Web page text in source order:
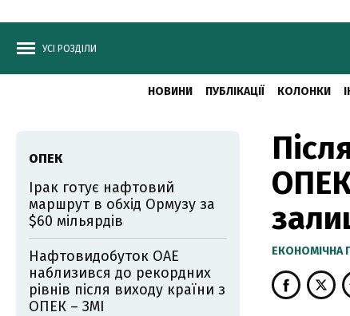
УСІ РОЗДІЛИ
НОВИНИ ПУБЛІКАЦІЇ КОЛОНКИ
ЕКОНОМІЧНА
ОПЕК
Ірак готує нафтовий
маршрут в обхід Ормузу за
$60 мільярдів
Нафтовидобуток ОАЕ
наблизився до рекордних
рівнів після виходу країни з
ОПЕК – ЗМІ